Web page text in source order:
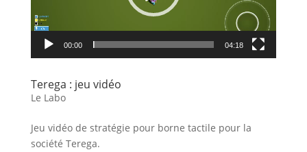
00:00 04:18
Terega : jeu vidéo
Le Labo
Jeu vidéo de stratégie pour borne tactile pour la
société Terega.